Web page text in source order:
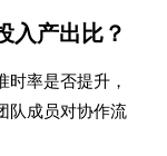
入产出比？
率是否提升，
队成员对协作流